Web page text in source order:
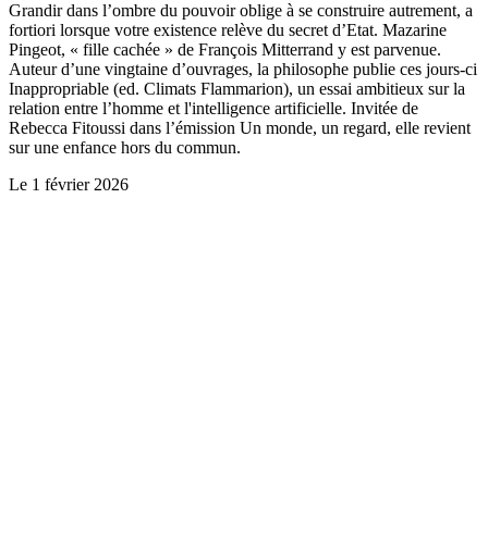
Grandir dans l’ombre du pouvoir oblige à se construire autrement, a
fortiori lorsque votre existence relève du secret d’Etat. Mazarine
Pingeot, « fille cachée » de François Mitterrand y est parvenue.
Auteur d’une vingtaine d’ouvrages, la philosophe publie ces jours-ci
Inappropriable (ed. Climats Flammarion), un essai ambitieux sur la
relation entre l’homme et l'intelligence artificielle. Invitée de
Rebecca Fitoussi dans l’émission Un monde, un regard, elle revient
sur une enfance hors du commun.
Le 1 février 2026